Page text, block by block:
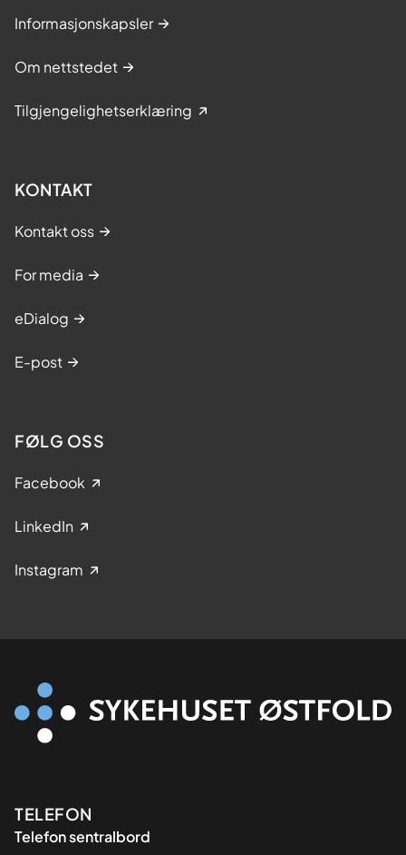
Informasjonskapsler
Om nettstedet
Tilgjengelighetserklæring
KONTAKT
Kontakt oss
For media
eDialog
E-post
FØLG OSS
Facebook
LinkedIn
Instagram
Kontaktinformasjon
TELEFON
Telefon sentralbord